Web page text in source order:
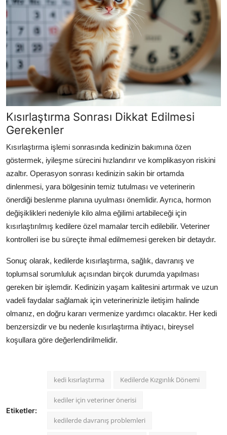
Kısırlaştırma Sonrası Dikkat Edilmesi
Gerekenler
Kısırlaştırma işlemi sonrasında kedinizin bakımına özen
göstermek, iyileşme sürecini hızlandırır ve komplikasyon riskini
azaltır. Operasyon sonrası kedinizin sakin bir ortamda
dinlenmesi, yara bölgesinin temiz tutulması ve veterinerin
önerdiği beslenme planına uyulması önemlidir. Ayrıca, hormon
değişiklikleri nedeniyle kilo alma eğilimi artabileceği için
kısırlaştırılmış kedilere özel mamalar tercih edilebilir. Veteriner
kontrolleri ise bu süreçte ihmal edilmemesi gereken bir detaydır.
Sonuç olarak, kedilerde kısırlaştırma, sağlık, davranış ve
toplumsal sorumluluk açısından birçok durumda yapılması
gereken bir işlemdir. Kedinizin yaşam kalitesini artırmak ve uzun
vadeli faydalar sağlamak için veterinerinizle iletişim halinde
olmanız, en doğru kararı vermenize yardımcı olacaktır. Her kedi
benzersizdir ve bu nedenle kısırlaştırma ihtiyacı, bireysel
koşullara göre değerlendirilmelidir.
Etiketler:
kedi kısırlaştırma Kedilerde Kızgınlık Dönemi
kediler için veteriner önerisi
kedilerde davranış problemleri